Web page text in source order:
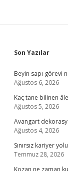
Son Yazılar
Beyin sapı görevi
Ağustos 6, 2026
Kaç tane bilinen
Ağustos 5, 2026
Avangart
Ağustos 4, 2026
Sınırsız kariyer
Temmuz 28, 2026
Kozan ne zaman